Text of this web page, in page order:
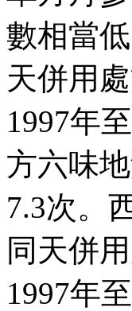
數相當
天併用
1997年
方六味
7.3次。
同天併
1997年